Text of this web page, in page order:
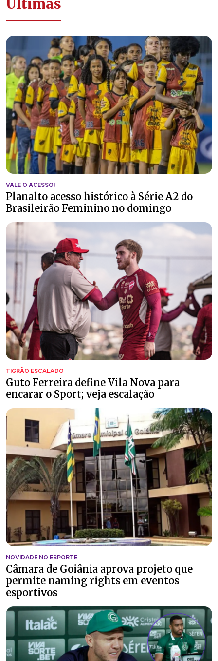
Últimas
VALE O ACESSO!
Planalto acesso histórico à Série A2 do
Brasileirão Feminino no domingo
TIGRÃO ESCALADO
Guto Ferreira define Vila Nova para
encarar o Sport; veja escalação
NOVIDADE NO ESPORTE
Câmara de Goiânia aprova projeto que
permite naming rights em eventos
esportivos